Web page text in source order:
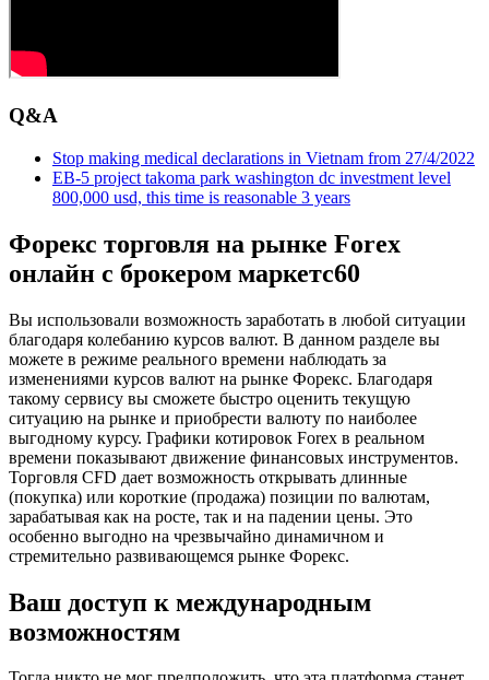
Q&A
Stop making medical declarations in Vietnam from 27/4/2022
EB-5 project takoma park washington dc investment level
800,000 usd, this time is reasonable 3 years
Форекс торговля на рынке Forex
онлайн с брокером маркетс60
Вы использовали возможность заработать в любой ситуации
благодаря колебанию курсов валют. В данном разделе вы
можете в режиме реального времени наблюдать за
изменениями курсов валют на рынке Форекс. Благодаря
такому сервису вы сможете быстро оценить текущую
ситуацию на рынке и приобрести валюту по наиболее
выгодному курсу. Графики котировок Forex в реальном
времени показывают движение финансовых инструментов.
Торговля CFD дает возможность открывать длинные
(покупка) или короткие (продажа) позиции по валютам,
зарабатывая как на росте, так и на падении цены. Это
особенно выгодно на чрезвычайно динамичном и
стремительно развивающемся рынке Форекс.
Ваш доступ к международным
возможностям